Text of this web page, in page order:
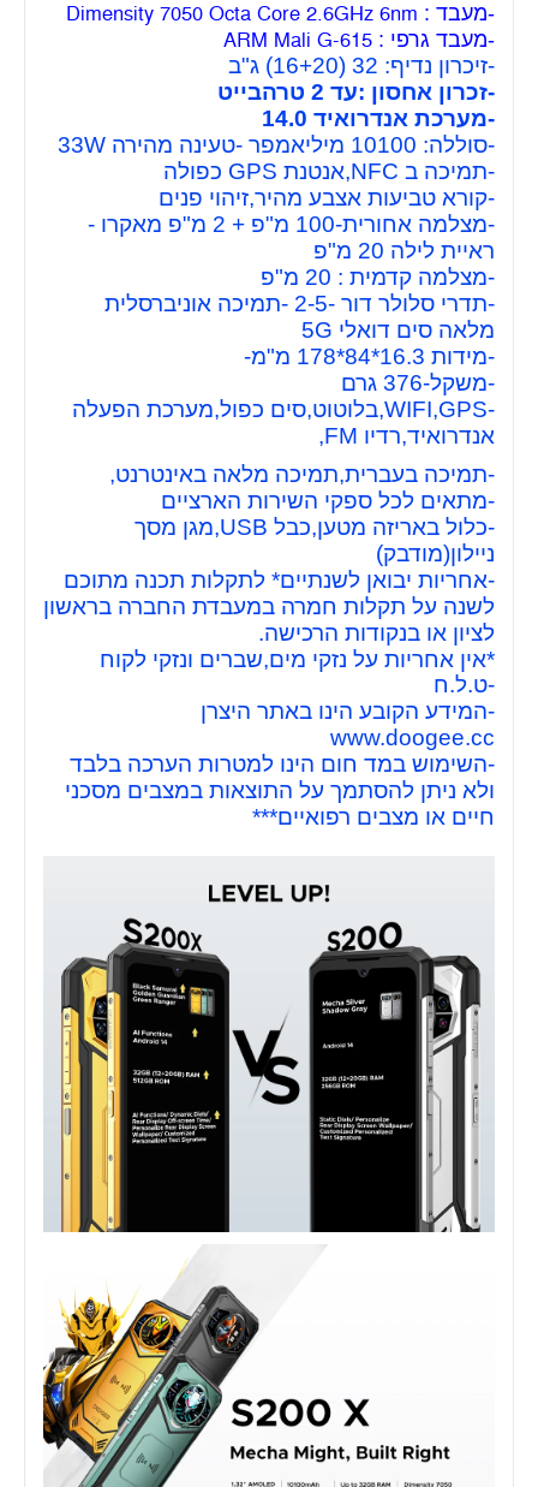
-מעבד : Dimensity 7050 Octa Core 2.6GHz 6nm
-מעבד גרפי : ARM Mali G-615
-זיכרון נדיף: 32 (16+20) ג"ב
-זכרון אחסון :עד 2 טרהבייט
-מערכת אנדרואיד 14.0
-סוללה: 10100 מיליאמפר -טעינה מהירה 33W
-תמיכה ב NFC,אנטנת GPS כפולה
-קורא טביעות אצבע מהיר,זיהוי פנים
-מצלמה אחורית-100 מ"פ + 2 מ"פ מאקרו -
ראיית לילה 20 מ"פ
-מצלמה קדמית : 20 מ"פ
-תדרי סלולר דור -2-5 -תמיכה אוניברסלית
מלאה סים דואלי 5G
-מידות 16.3*84*178
מ"מ-
-משקל-376 גרם
-WIFI,GPS,בלוטוט,סים כפול,מערכת הפעלה
אנדרואיד,רדיו FM,
-תמיכה בעברית,תמיכה מלאה באינטרנט,
-מתאים לכל ספקי השירות הארציים
-כלול באריזה מטען,כבל USB,מגן מסך
ניילון(מודבק)
-אחריות יבואן לשנתיים* לתקלות תכנה מתוכם
לשנה על תקלות חמרה במעבדת החברה בראשון
לציון או בנקודות הרכישה.
*אין אחריות על נזקי מים,שברים ונזקי לקוח
-ט.ל.ח
-המידע הקובע הינו באתר היצרן
www.doogee.cc
-השימוש במד חום הינו למטרות הערכה בלבד
ולא ניתן להסתמך על התוצאות במצבים מסכני
חיים או מצבים רפואיים***